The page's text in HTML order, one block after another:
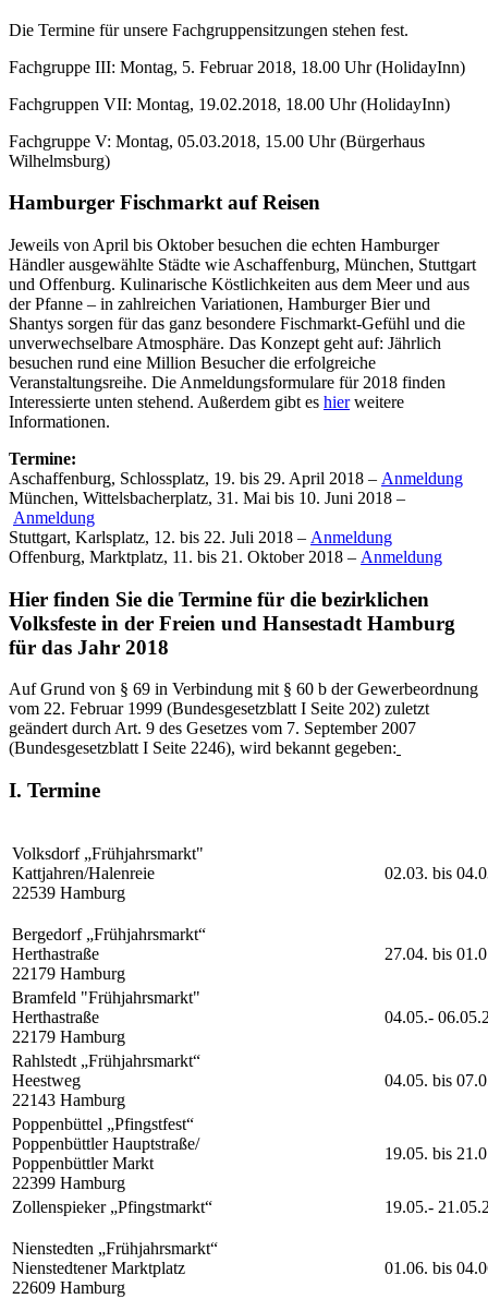
Die Termine für unsere Fachgruppensitzungen stehen fest.
Fachgruppe III: Montag, 5. Februar 2018, 18.00 Uhr (HolidayInn)
Fachgruppen VII: Montag, 19.02.2018, 18.00 Uhr (HolidayInn)
Fachgruppe V: Montag, 05.03.2018, 15.00 Uhr (Bürgerhaus
Wilhelmsburg)
Hamburger Fischmarkt auf Reisen
Jeweils von April bis Oktober besuchen die echten Hamburger
Händler ausgewählte Städte wie Aschaffenburg, München, Stuttgart
und Offenburg. Kulinarische Köstlichkeiten aus dem Meer und aus
der Pfanne – in zahlreichen Variationen, Hamburger Bier und
Shantys sorgen für das ganz besondere Fischmarkt-Gefühl und die
unverwechselbare Atmosphäre. Das Konzept geht auf: Jährlich
besuchen rund eine Million Besucher die erfolgreiche
Veranstaltungsreihe. Die Anmeldungsformulare für 2018 finden
Interessierte unten stehend. Außerdem gibt es hierweitere
Informationen.
Termine:
Aschaffenburg, Schlossplatz, 19. bis 29. April 2018 – Anmeldung
München, Wittelsbacherplatz, 31. Mai bis 10. Juni 2018 –
Anmeldung
Stuttgart, Karlsplatz, 12. bis 22. Juli 2018 – Anmeldung
Offenburg, Marktplatz, 11. bis 21. Oktober 2018 – Anmeldung
Hier finden Sie die Termine für die bezirklichen
Volksfeste in der Freien und Hansestadt Hamburg
für das Jahr 2018
Auf Grund von § 69 in Verbindung mit § 60 b der Gewerbeordnung
vom 22. Februar 1999 (Bundesgesetzblatt I Seite 202) zuletzt
geändert durch Art. 9 des Gesetzes vom 7. September 2007
(Bundesgesetzblatt I Seite 2246), wird bekannt gegeben:
I. Termine
Volksdorf „Frühjahrsmarkt"
Kattjahren/Halenreie
22539 Hamburg
02.03. bis
Bergedorf „Frühjahrsmarkt“
Herthastraße
22179 Hamburg
27.04. bis
Bramfeld "Frühjahrsmarkt"
Herthastraße
22179 Hamburg
04.05.-
Rahlstedt „Frühjahrsmarkt“
Heestweg
22143 Hamburg
04.05. bis
Poppenbüttel „Pfingstfest“
Poppenbüttler Hauptstraße/
Poppenbüttler Markt
22399 Hamburg
19.05. bis
Zollenspieker „Pfingstmarkt“ 19.05.-
Nienstedten „Frühjahrsmarkt“
Nienstedtener Marktplatz
22609 Hamburg
01.06. bis